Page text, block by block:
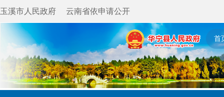
玉溪市人民政府 云南省依申请公开
首